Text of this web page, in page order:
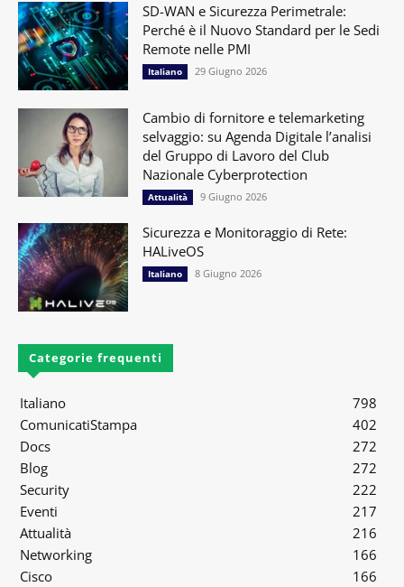
SD-WAN e Sicurezza Perimetrale:
Perché è il Nuovo Standard per le Sedi
Remote nelle PMI
Italiano 29 Giugno 2026
Cambio di fornitore e telemarketing
selvaggio: su Agenda Digitale l’analisi
del Gruppo di Lavoro del Club
Nazionale Cyberprotection
Attualità 9 Giugno 2026
Sicurezza e Monitoraggio di Rete:
HALiveOS
Italiano 8 Giugno 2026
Categorie frequenti
Italiano
798
ComunicatiStampa
402
Docs
272
Blog
272
Security
222
Eventi
217
Attualità
216
Networking
166
Cisco
166